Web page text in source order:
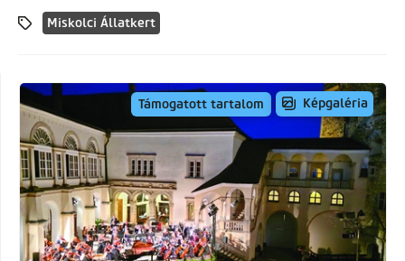
Miskolci Állatkert
Támogatott tartalom Képgaléria